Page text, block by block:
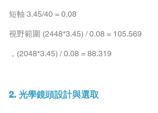
短軸 3.45/40 = 0.08
視野範圍 (2448*3.45) / 0.08 = 105.569
，(2048*3.45) / 0.08 = 88.319
2. 光學鏡頭設計與選取